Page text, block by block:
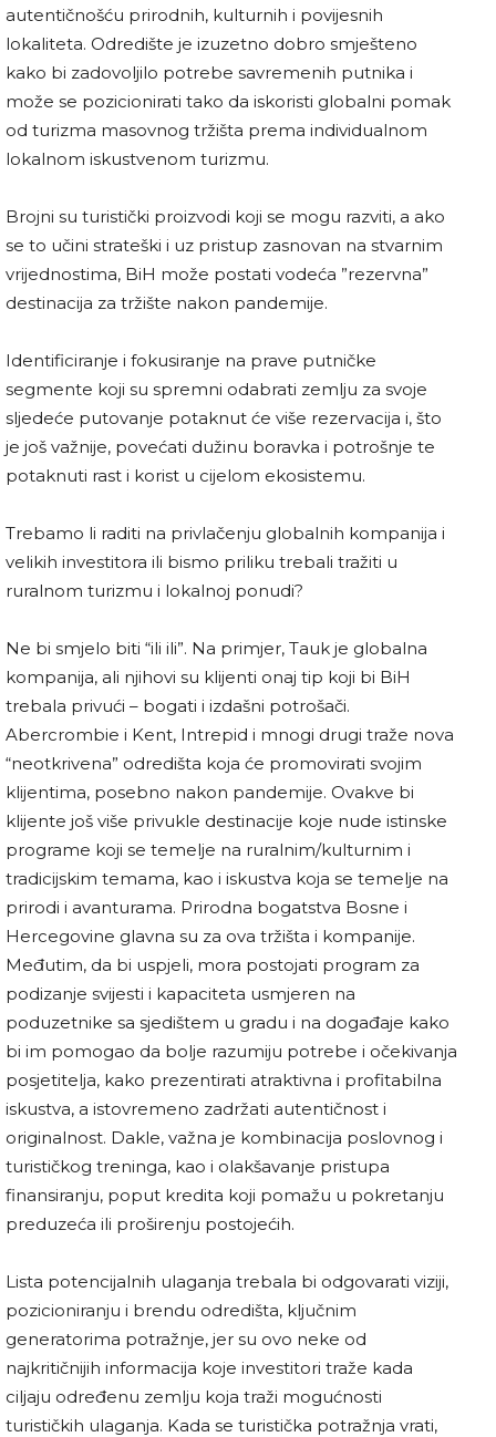
autentičnošću prirodnih, kulturnih i povijesnih
lokaliteta. Odredište je izuzetno dobro smješteno
kako bi zadovoljilo potrebe savremenih putnika i
može se pozicionirati tako da iskoristi globalni pomak
od turizma masovnog tržišta prema individualnom
lokalnom iskustvenom turizmu.
Brojni su turistički proizvodi koji se mogu razviti, a ako
se to učini strateški i uz pristup zasnovan na stvarnim
vrijednostima, BiH može postati vodeća ”rezervna”
destinacija za tržište nakon pandemije.
Identificiranje i fokusiranje na prave putničke
segmente koji su spremni odabrati zemlju za svoje
sljedeće putovanje potaknut će više rezervacija i, što
je još važnije, povećati dužinu boravka i potrošnje te
potaknuti rast i korist u cijelom ekosistemu.
Trebamo li raditi na privlačenju globalnih kompanija i
velikih investitora ili bismo priliku trebali tražiti u
ruralnom turizmu i lokalnoj ponudi?
Ne bi smjelo biti “ili ili”. Na primjer, Tauk je globalna
kompanija, ali njihovi su klijenti onaj tip koji bi BiH
trebala privući – bogati i izdašni potrošači.
Abercrombie i Kent, Intrepid i mnogi drugi traže nova
“neotkrivena” odredišta koja će promovirati svojim
klijentima, posebno nakon pandemije. Ovakve bi
klijente još više privukle destinacije koje nude istinske
programe koji se temelje na ruralnim/kulturnim i
tradicijskim temama, kao i iskustva koja se temelje na
prirodi i avanturama. Prirodna bogatstva Bosne i
Hercegovine glavna su za ova tržišta i kompanije.
Međutim, da bi uspjeli, mora postojati program za
podizanje svijesti i kapaciteta usmjeren na
poduzetnike sa sjedištem u gradu i na događaje kako
bi im pomogao da bolje razumiju potrebe i očekivanja
posjetitelja, kako prezentirati atraktivna i profitabilna
iskustva, a istovremeno zadržati autentičnost i
originalnost. Dakle, važna je kombinacija poslovnog i
turističkog treninga, kao i olakšavanje pristupa
finansiranju, poput kredita koji pomažu u pokretanju
preduzeća ili proširenju postojećih.
Lista potencijalnih ulaganja trebala bi odgovarati viziji,
pozicioniranju i brendu odredišta, ključnim
generatorima potražnje, jer su ovo neke od
najkritičnijih informacija koje investitori traže kada
ciljaju određenu zemlju koja traži mogućnosti
turističkih ulaganja. Kada se turistička potražnja vrati,